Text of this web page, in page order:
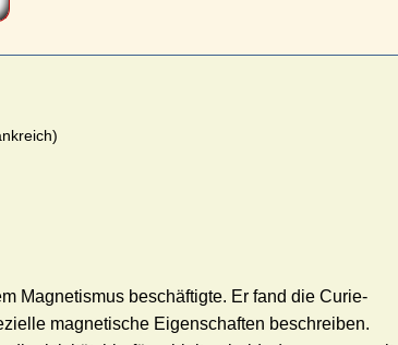
Magnetismus beschäftigte. Er fand die Curie-
magnetische Eigenschaften beschreiben.